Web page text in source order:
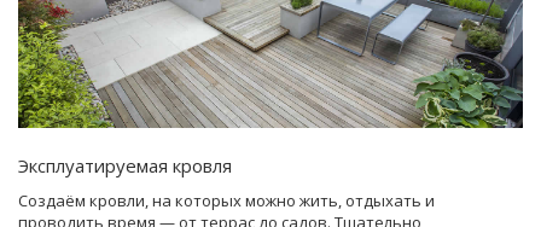
Эксплуатируемая кровля
Создаём кровли, на которых можно жить, отдыхать и